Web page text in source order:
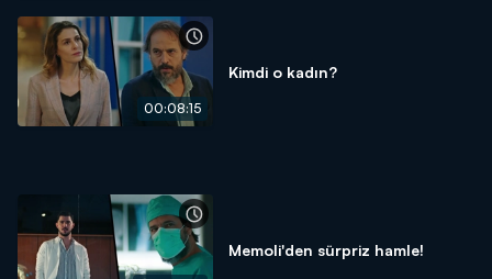
00:08:15
Kimdi o kadın?
Memoli'den sürpriz hamle!